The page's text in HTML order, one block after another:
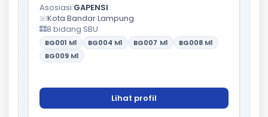
Asosiasi:GAPENSI
Kota Bandar Lampung
8 bidang SBU
BG001 M1 BG004 M1 BG007 M1 BG008 M1
BG009 M1
Lihat profil